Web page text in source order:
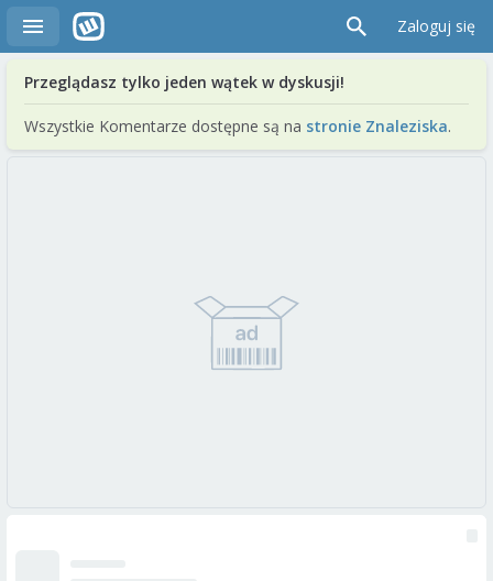
Zaloguj się
Przeglądasz tylko jeden wątek w dyskusji!
Wszystkie Komentarze dostępne są na stronie Znaleziska.